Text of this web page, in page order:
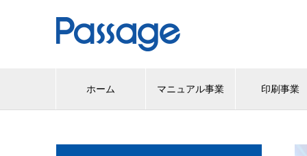
ホーム マニュアル事業 印刷事業